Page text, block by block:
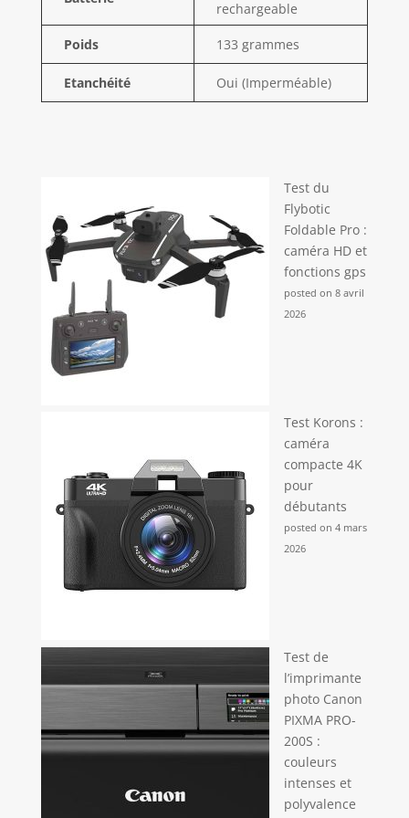
incurvée, Boucle
de fixation, Câble
USB-C, Vis moletée,
Étui pour caméra,
clip magnétique
pivotant, un shorty
rechargeable
Poids 133 grammes
Etanchéité Oui (Imperméable)
Test du
Flybotic
Foldable Pro :
caméra HD et
fonctions gps
posted on 8 avril
2026
Test Korons :
caméra
compacte 4K
pour
débutants
posted on 4 mars
2026
Test de
l’imprimante
photo Canon
PIXMA PRO-
200S :
couleurs
intenses et
polyvalence